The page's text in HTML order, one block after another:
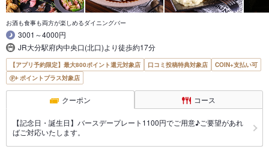
お酒も食事も両方が楽しめるダイニングバー
3001～4000円
JR大分駅府内中央口(北口)より徒歩約17分
【アプリ予約限定】最大800ポイント還元対象店 口コミ投稿特典対象店
COIN+支払い可
ポイントプラス対象店
クーポン コース
【記念日・誕生日】バースデープレート1100円でご用意♪ご要望があれ
ばご対応いたします。